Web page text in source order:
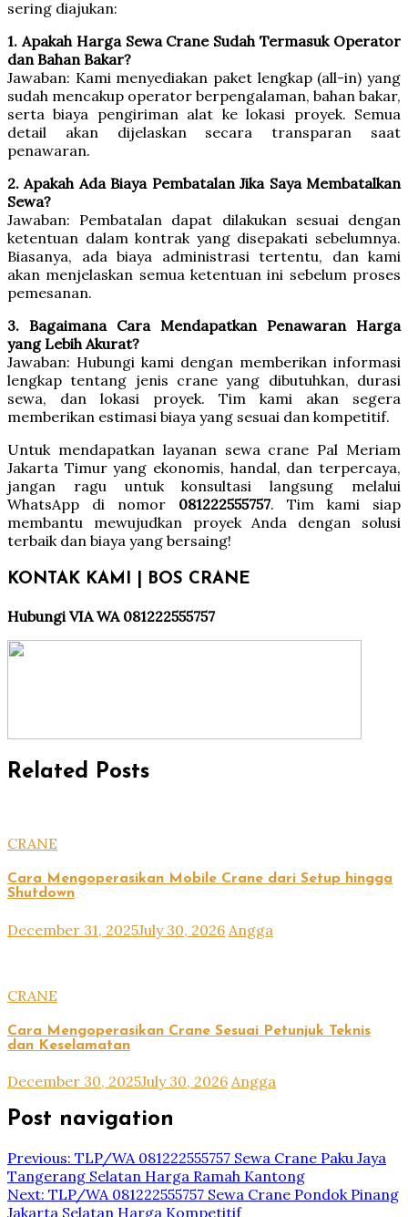
sering diajukan:
1. Apakah Harga Sewa Crane Sudah Termasuk Operator
dan Bahan Bakar?
Jawaban: Kami menyediakan paket lengkap (all-in) yang
sudah mencakup operator berpengalaman, bahan bakar,
serta biaya pengiriman alat ke lokasi proyek. Semua
detail akan dijelaskan secara transparan saat
penawaran.
2. Apakah Ada Biaya Pembatalan Jika Saya Membatalkan
Sewa?
Jawaban: Pembatalan dapat dilakukan sesuai dengan
ketentuan dalam kontrak yang disepakati sebelumnya.
Biasanya, ada biaya administrasi tertentu, dan kami
akan menjelaskan semua ketentuan ini sebelum proses
pemesanan.
3. Bagaimana Cara Mendapatkan Penawaran Harga
yang Lebih Akurat?
Jawaban: Hubungi kami dengan memberikan informasi
lengkap tentang jenis crane yang dibutuhkan, durasi
sewa, dan lokasi proyek. Tim kami akan segera
memberikan estimasi biaya yang sesuai dan kompetitif.
Untuk mendapatkan layanan sewa crane Pal Meriam
Jakarta Timur yang ekonomis, handal, dan terpercaya,
jangan ragu untuk konsultasi langsung melalui
WhatsApp di nomor 081222555757. Tim kami siap
membantu mewujudkan proyek Anda dengan solusi
terbaik dan biaya yang bersaing!
KONTAK KAMI | BOS CRANE
Hubungi VIA WA 081222555757
Related Posts
CRANE
Cara Mengoperasikan Mobile Crane dari Setup hingga
Shutdown
December 31, 2025July 30, 2026 Angga
CRANE
Cara Mengoperasikan Crane Sesuai Petunjuk Teknis
dan Keselamatan
December 30, 2025July 30, 2026 Angga
Post navigation
Previous: TLP/WA 081222555757 Sewa Crane Paku Jaya
Tangerang Selatan Harga Ramah Kantong
Next: TLP/WA 081222555757 Sewa Crane Pondok Pinang
Jakarta Selatan Harga Kompetitif